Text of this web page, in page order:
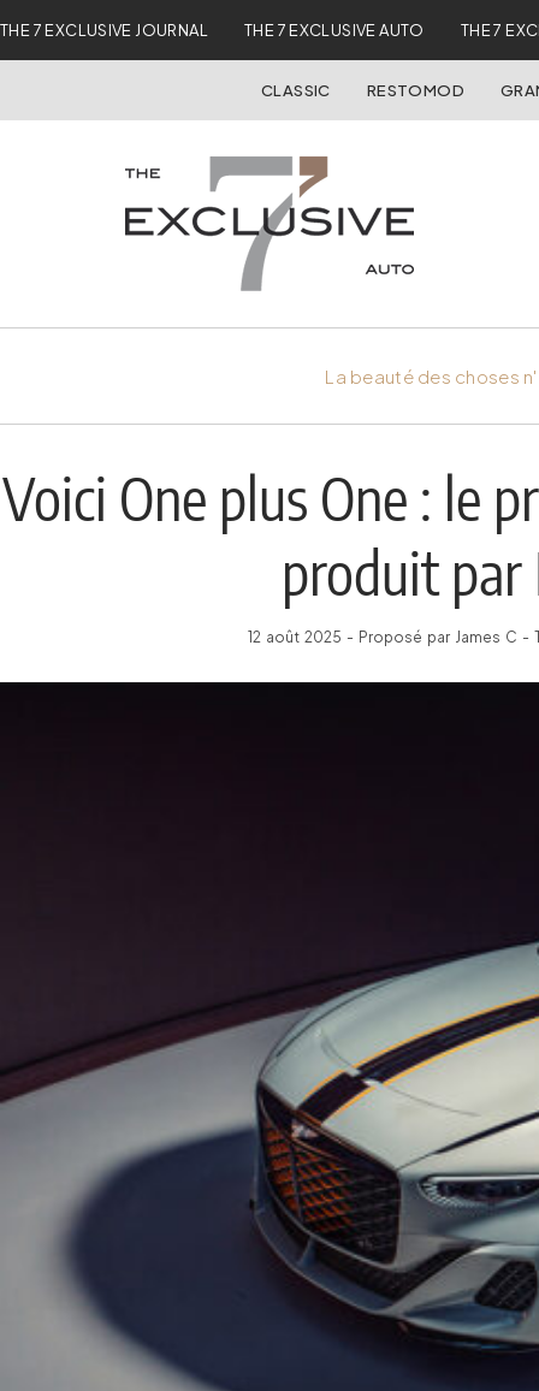
THE 7 EXCLUSIVE JOURNAL THE 7 EXCLUSIVE AUTO THE 7
CLASSIC RESTOMOD
La beauté des choses
Voici One plus One : le
produit
12 août 2025 - Proposé par James C -